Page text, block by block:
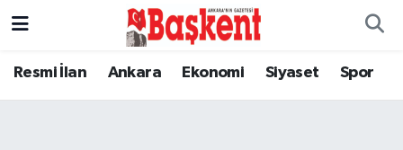
Resmi İlan Ankara Ekonomi Siyaset Spor